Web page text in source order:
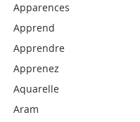
Apparences
Apprend
Apprendre
Apprenez
Aquarelle
Aram